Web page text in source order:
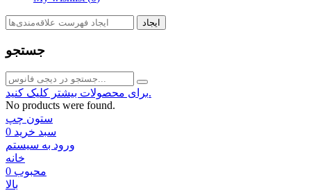
ایجاد
جستجو
برای محصولات بیشتر کلیک کنید.
No products were found.
ستون چپ
سبد خرید 0
ورود به سیستم
خانه
محبوب 0
بالا